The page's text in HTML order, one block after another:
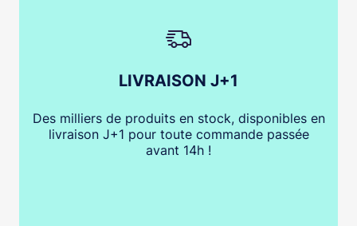
LIVRAISON J+1
Des milliers de produits en stock, disponibles en
livraison J+1 pour toute commande passée
avant 14h !